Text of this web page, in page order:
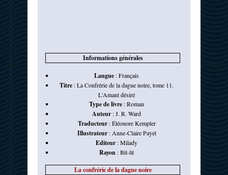
Informations générales
Langue :Français
Titre :La Confrérie de la dague noire, tome 11.
L'Amant désiré
Type de livre :Roman
Auteur :J. R. Ward
Traducteur:Éléonore Kempler
Illustrateur: Anne-Claire Payet
Editeur :Milady
Rayon :Bit-lit
La confrérie de la dague noire